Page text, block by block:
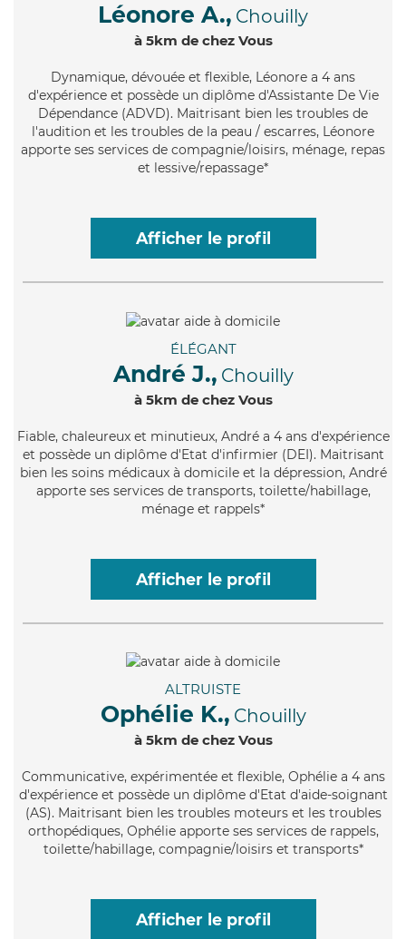
Léonore A., Chouilly
à 5km de chez Vous
Dynamique, dévouée et flexible, Léonore a 4 ans
d'expérience et possède un diplôme d'Assistante De Vie
Dépendance (ADVD). Maitrisant bien les troubles de
l'audition et les troubles de la peau / escarres, Léonore
apporte ses services de compagnie/loisirs, ménage, repas
et lessive/repassage*
Afficher le profil
ÉLÉGANT
André J., Chouilly
à 5km de chez Vous
Fiable, chaleureux et minutieux, André a 4 ans d'expérience
et possède un diplôme d'Etat d'infirmier (DEI). Maitrisant
bien les soins médicaux à domicile et la dépression, André
apporte ses services de transports, toilette/habillage,
ménage et rappels*
Afficher le profil
ALTRUISTE
Ophélie K., Chouilly
à 5km de chez Vous
Communicative, expérimentée et flexible, Ophélie a 4 ans
d'expérience et possède un diplôme d'Etat d'aide-soignant
(AS). Maitrisant bien les troubles moteurs et les troubles
orthopédiques, Ophélie apporte ses services de rappels,
toilette/habillage, compagnie/loisirs et transports*
Afficher le profil